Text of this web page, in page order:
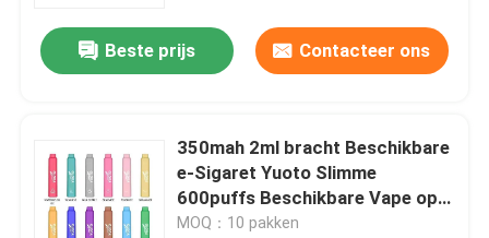
Beste prijs Contacteer ons
350mah 2ml bracht Beschikbare
e-Sigaret Yuoto Slimme
600puffs Beschikbare Vape op
smaak
MOQ：10 pakken